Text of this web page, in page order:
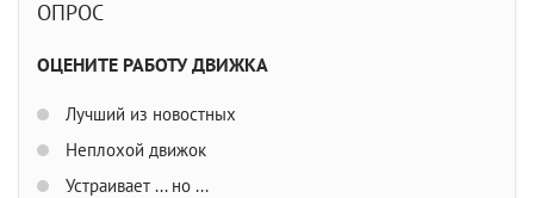
ОПРОС
ОЦЕНИТЕ РАБОТУ ДВИЖКА
Лучший из новостных
Неплохой движок
Устраивает ... но ...